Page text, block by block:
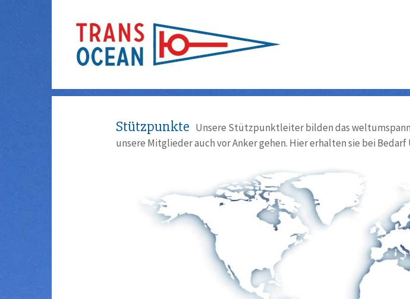
Stützpunkte Unsere Stützpunktleiter bilden das
unsere Mitglieder auch vor Anker gehen. Hier erhalten sie bei